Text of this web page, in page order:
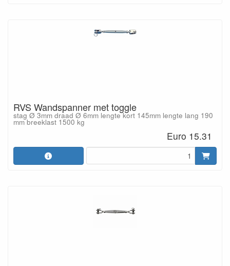
RVS Wandspanner met toggle
stag Ø 3mm draad Ø 6mm lengte kort 145mm lengte lang 190
mm breeklast 1500 kg
Euro 15.31